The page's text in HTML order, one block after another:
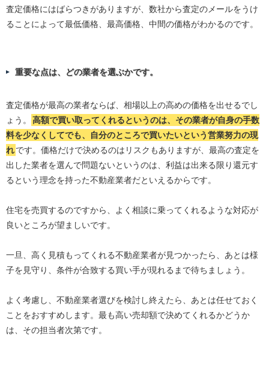
査定価格にはばらつきがありますが、数社から査定のメールをうけ
ることによって最低価格、最高価格、中間の価格がわかるのです。
重要な点は、どの業者を選ぶかです。
査定価格が最高の業者ならば、相場以上の高めの価格を出せるでし
ょう。
高額で買い取ってくれるというのは、その業者が自身の手数
料を少なくしてでも、自分のところで買いたいという営業努力の現
れです。価格だけで決めるのはリスクもありますが、最高の査定を
出した業者を選んで問題ないというのは、利益は出来る限り還元す
るという理念を持った不動産業者だといえるからです。
住宅を売買するのですから、よく相談に乗ってくれるような対応が
良いところが望ましいです。
一旦、高く見積もってくれる不動産業者が見つかったら、あとは様
子を見守り、条件が合致する買い手が現れるまで待ちましょう。
よく考慮し、不動産業者選びを検討し終えたら、あとは任せておく
ことをおすすめします。最も高い売却額で決めてくれるかどうか
は、その担当者次第です。